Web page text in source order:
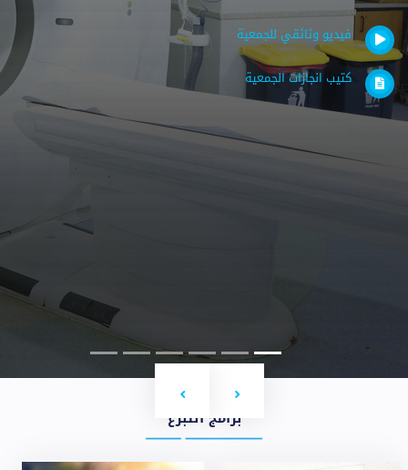
فيديو وثائقي للجمعية
كتيب انجازات الجمعية
Previous
برامج التبرع